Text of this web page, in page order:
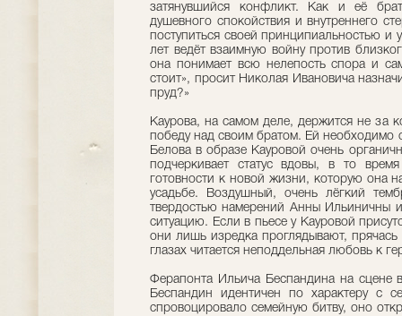
затянувшийся конфликт. Как и её
душевного спокойствия и внутреннего
поступиться своей принципиальностью и
лет ведёт взаимную войну против
она понимает всю нелепость спора и
стоит», просит Николая Ивановича
пруд?»
Каурова, на самом деле, держится не за
победу над своим братом. Ей необходимо
Белова в образе Кауровой очень
подчеркивает статус вдовы, в то
готовности к новой жизни, которую она
усадьбе. Воздушный, очень лёгкий
твердостью намерений Анны Ильиничны
ситуацию. Если в пьесе у Кауровой
они лишь изредка проглядывают,
глазах читается неподдельная любовь к
Ферапонта Ильича Бecпaндина на сцене
Бecпaндин идентичен по характеру с
спровоцировало семейную битву, оно